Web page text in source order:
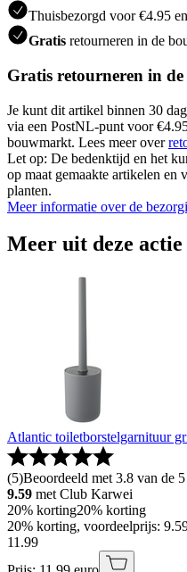
Thuisbezorgd voor €4.95
Gratis retourneren in de
Gratis retourneren in
Je kunt dit artikel binnen 30
via een PostNL-punt voor
bouwmarkt. Lees meer over
Let op: De bedenktijd en het
op maat gemaakte artikelen en
planten.
Meer informatie over de
Meer uit deze actie
Atlantic toiletborstelgarnituur
(5)Beoordeeld met 3.8 van de
9.59 met Club Karwei
20% korting20% korting
20% korting, voordeelprijs:
11 .99